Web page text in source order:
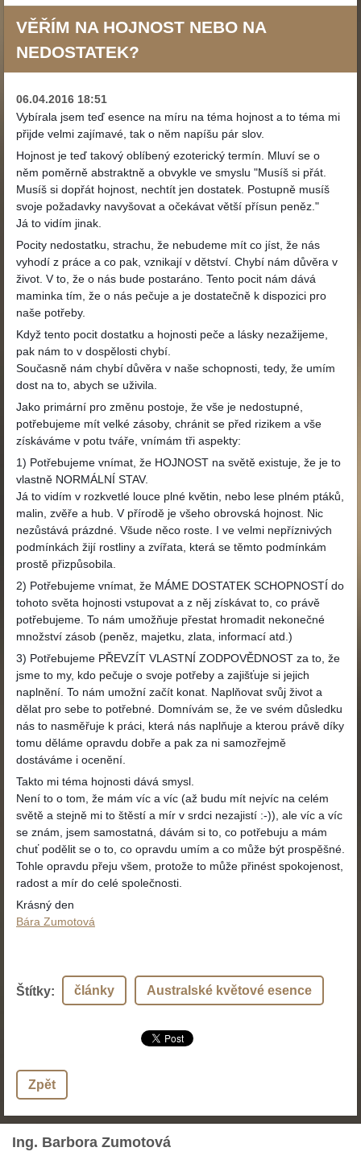
VĚŘÍM NA HOJNOST NEBO NA
NEDOSTATEK?
06.04.2016 18:51
Vybírala jsem teď esence na míru na téma hojnost a to téma mi
přijde velmi zajímavé, tak o něm napíšu pár slov.
Hojnost je teď takový oblíbený ezoterický termín. Mluví se o
něm poměrně abstraktně a obvykle ve smyslu "Musíš si přát.
Musíš si dopřát hojnost, nechtít jen dostatek. Postupně musíš
svoje požadavky navyšovat a očekávat větší přísun peněz."
Já to vidím jinak.
Pocity nedostatku, strachu, že nebudeme mít co jíst, že nás
vyhodí z práce a co pak, vznikají v dětství. Chybí nám důvěra v
život. V to, že o nás bude postaráno. Tento pocit nám dává
maminka tím, že o nás pečuje a je dostatečně k dispozici pro
naše potřeby.
Když tento pocit dostatku a hojnosti peče a lásky nezažijeme,
pak nám to v dospělosti chybí.
Současně nám chybí důvěra v naše schopnosti, tedy, že umím
dost na to, abych se uživila.
Jako primární pro změnu postoje, že vše je nedostupné,
potřebujeme mít velké zásoby, chránit se před rizikem a vše
získáváme v potu tváře, vnímám tři aspekty:
1) Potřebujeme vnímat, že HOJNOST na světě existuje, že je to
vlastně NORMÁLNÍ STAV.
Já to vidím v rozkvetlé louce plné květin, nebo lese plném ptáků,
malin, zvěře a hub. V přírodě je všeho obrovská hojnost. Nic
nezůstává prázdné. Všude něco roste. I ve velmi nepříznivých
podmínkách žijí rostliny a zvířata, která se těmto podmínkám
prostě přizpůsobila.
2) Potřebujeme vnímat, že MÁME DOSTATEK SCHOPNOSTÍ do
tohoto světa hojnosti vstupovat a z něj získávat to, co právě
potřebujeme. To nám umožňuje přestat hromadit nekonečné
množství zásob (peněz, majetku, zlata, informací atd.)
3) Potřebujeme PŘEVZÍT VLASTNÍ ZODPOVĚDNOST za to, že
jsme to my, kdo pečuje o svoje potřeby a zajišťuje si jejich
naplnění. To nám umožní začít konat. Naplňovat svůj život a
dělat pro sebe to potřebné. Domnívám se, že ve svém důsledku
nás to nasměřuje k práci, která nás naplňuje a kterou právě díky
tomu děláme opravdu dobře a pak za ni samozřejmě
dostáváme i ocenění.
Takto mi téma hojnosti dává smysl.
Není to o tom, že mám víc a víc (až budu mít nejvíc na celém
světě a stejně mi to štěstí a mír v srdci nezajistí :-)), ale víc a víc
se znám, jsem samostatná, dávám si to, co potřebuju a mám
chuť podělit se o to, co opravdu umím a co může být prospěšné.
Tohle opravdu přeju všem, protože to může přinést spokojenost,
radost a mír do celé společnosti.
Krásný den
Bára Zumotová
Štítky: články Australské květové esence
Zpět
Ing. Barbora Zumotová